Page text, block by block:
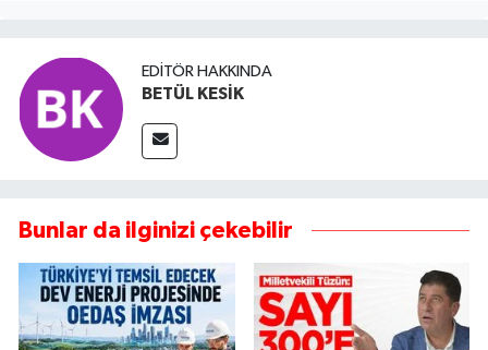
EDITÖR HAKKINDA
BETÜL KESİK
Bunlar da ilginizi çekebilir